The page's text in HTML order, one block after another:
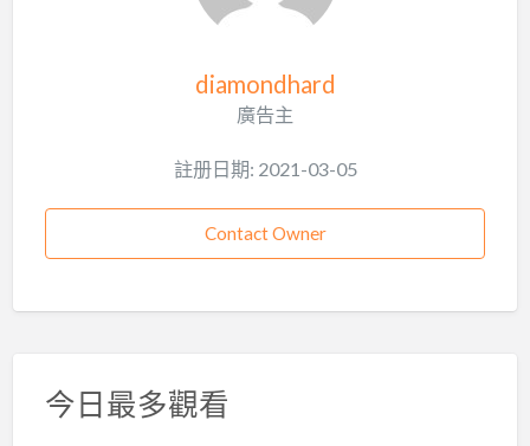
diamondhard
廣告主
註册日期: 2021-03-05
Contact Owner
今日最多觀看